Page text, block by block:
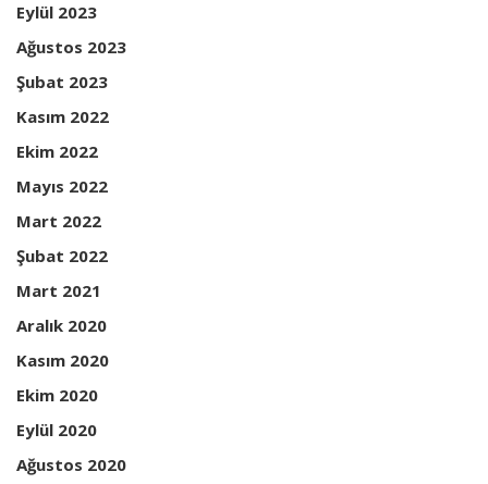
Eylül 2023
Ağustos 2023
Şubat 2023
Kasım 2022
Ekim 2022
Mayıs 2022
Mart 2022
Şubat 2022
Mart 2021
Aralık 2020
Kasım 2020
Ekim 2020
Eylül 2020
Ağustos 2020